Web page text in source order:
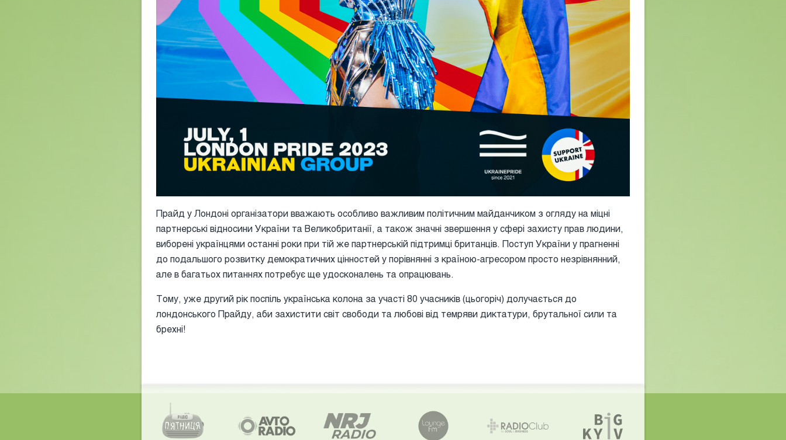
Прайд у Лондоні організатори вважають особливо важливим політичним майданчиком з огляду на міцні
партнерські відносини України та Великобританії, а також значні звершення у сфері захисту прав людини,
виборені українцями останні роки при тій же партнерській підтримці британців. Поступ України у прагненні
до подальшого розвитку демократичних цінностей у порівнянні з країною-агресором просто незрівнянний,
але в багатьох питаннях потребує ще удосконалень та опрацювань.
Тому, уже другий рік поспіль українська колона за участі 80 учасників (цьогоріч) долучається до
лондонського Прайду, аби захистити світ свободи та любові від темряви диктатури, брутальної сили та
брехні!